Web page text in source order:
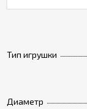
Тип игрушки
Диаметр